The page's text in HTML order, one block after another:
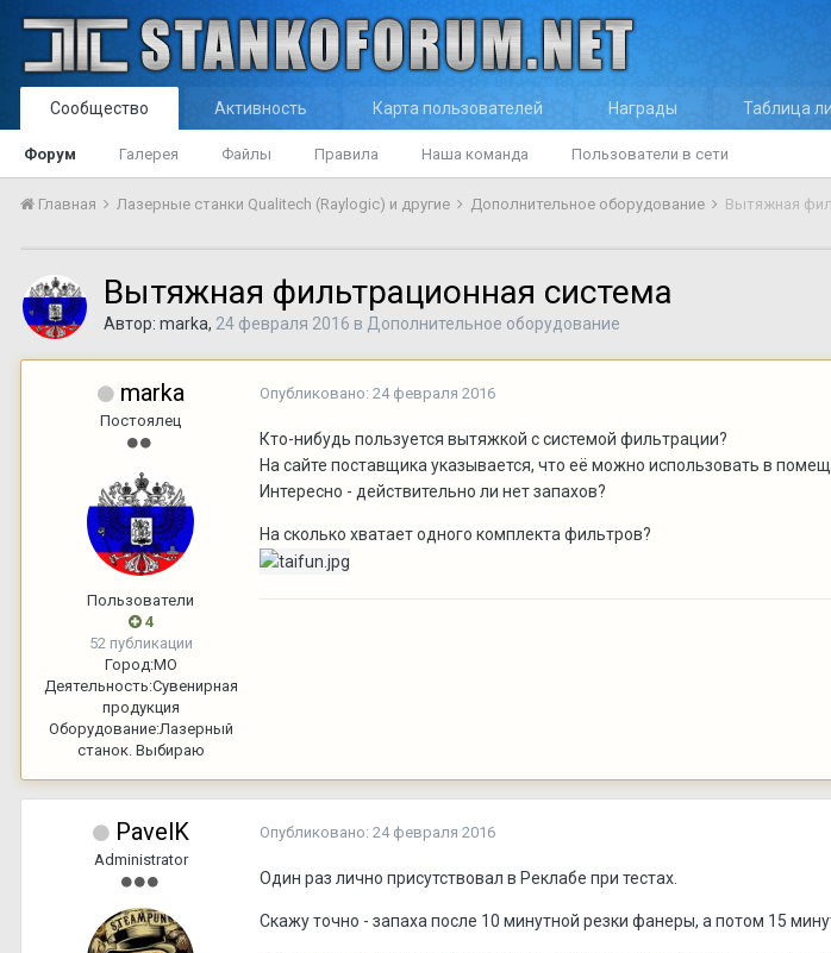
Сообщество
Форум Галерея Файлы Правила Наша команда Пользователи в сети
Активность Карта пользователей Награды Таблица
Главная Лазерные станки Qualitech (Raylogic) и другие Дополнительное оборудование Вытяжная
Вытяжная фильтрационная система
Автор: marka, 24 февраля 2016 в Дополнительное оборудование
marka
Постоялец
Пользователи
4
52 публикации
Город:МО
Деятельность:Сувенирная
продукция
Оборудование:Лазерный
станок. Выбираю
Опубликовано: 24 февраля 2016
Кто-нибудь пользуется вытяжкой с системой фильтрации?
На сайте поставщика указывается, что её можно использовать в
Интересно - действительно ли нет запахов?
На сколько хватает одного комплекта фильтров?
PavelK
Administrator
Опубликовано: 24 февраля 2016
Один раз лично присутствовал в Реклабе при тестах.
Скажу точно - запаха после 10 минутной резки фанеры, а потом 15